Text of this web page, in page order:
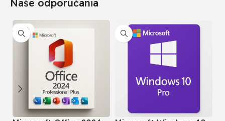
Naše odporúčania
-77%